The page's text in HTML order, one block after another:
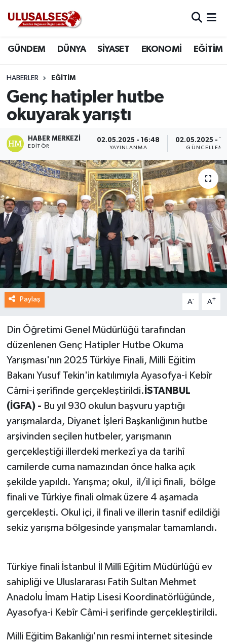
GÜNDEM DÜNYA SİYASET EKONOMİ EĞİTİM
HABERLER EĞİTİM
Genç hatipler hutbe
okuyarak yarıştı
HABER MERKEZI
EDITÖR
02.05.2025 - 16:48
YAYINLANMA
02.05.2025 -
GÜNCELLEME
Paylaş A- A+
Din Öğretimi Genel Müdürlüğü tarafından
düzenlenen Genç Hatipler Hutbe Okuma
Yarışması'nın 2025 Türkiye Finali, Milli Eğitim
Bakanı Yusuf Tekin'in katılımıyla Ayasofya-i Kebîr
Câmi-i şerîfinde gerçekleştirildi. İSTANBUL
(İGFA) - Bu yıl 930 okulun başvuru yaptığı
yarışmalarda, Diyanet İşleri Başkanlığının hutbe
arşivinden seçilen hutbeler, yarışmanın
gerçekleştiği illerdeki merkezî ya da tarihî
camilerde cuma namazından önce halka açık
şekilde yapıldı. Yarışma; okul, il/il içi finali, bölge
finali ve Türkiye finali olmak üzere 4 aşamada
gerçekleşti. Okul içi, il finali ve illerin tasnif edildiği
sekiz yarışma bölgesinde yarışmalar tamamlandı.
Türkiye finali İstanbul İl Millî Eğitim Müdürlüğü ev
sahipliği ve Uluslararası Fatih Sultan Mehmet
Anadolu İmam Hatip Lisesi Koordinatörlüğünde,
Ayasofya-i Kebîr Câmi-i şerifinde gerçekleştirildi.
Milli Eğitim Bakanlığı'nın resmi internet sitesinde
DÜNYA
SİYASET
EKONOMİ
EĞİTİM
SAĞLIK
MAGAZİN
SPOR
Trafik Durumu
Süper Lig Puan Durumu ve Fikstür
Tüm Manşetler
Son Dakika Haberleri
Haber Arşivi